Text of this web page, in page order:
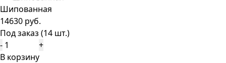
Шипованная
14630 руб.
Под заказ (14 шт.)
-
+
В корзину